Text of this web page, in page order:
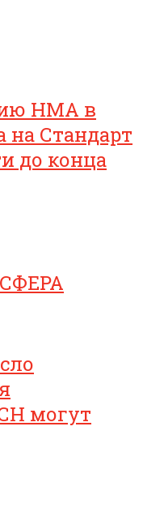
НМА в
на Стандарт
до конца
могут